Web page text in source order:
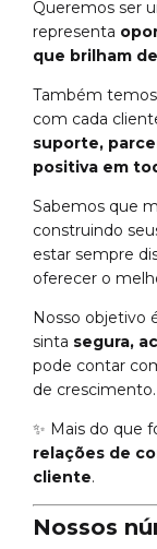
Queremos ser
representa
que brilham
Também
com cada
suporte,
positiva em
Sabemos que
construindo
estar sempre
oferecer o
Nosso objetivo
sinta segura,
pode contar
de crescimento.
✨ Mais do que
relações de
cliente.
Nossos